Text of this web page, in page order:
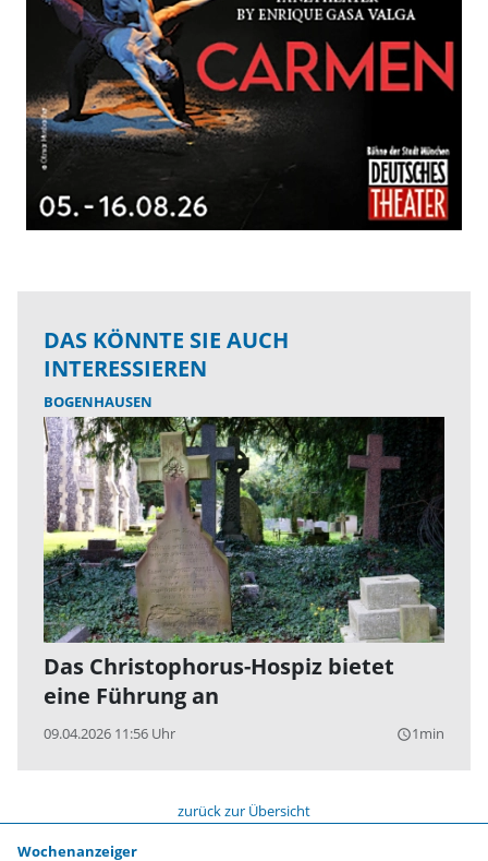
DAS KÖNNTE SIE AUCH
INTERESSIEREN
BOGENHAUSEN
Das Christophorus-Hospiz bietet
eine Führung an
09.04.2026 11:56 Uhr query_builder1min
zurück zur Übersicht
Wochenanzeiger